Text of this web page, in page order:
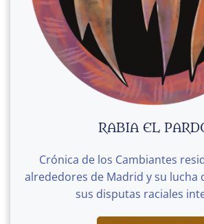
RABIA EL
Crónica de los Cambiantes
alrededores de Madrid y su lucha
sus disputas raciales